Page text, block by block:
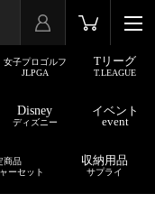
女子プロゴルフ
JLPGA
Tリーグ
T.LEAGUE
Disney
ディズニー
イベント
event
商品
ーセット
収納用品
サプライ